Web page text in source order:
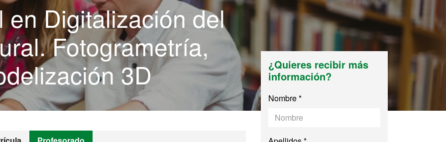
en Digitalización del
Fotogrametría,
3D
¿Quieres recibir más
información?
Nombre *